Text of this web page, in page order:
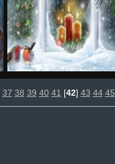
37 38 39 40 41 [42] 43 44 45